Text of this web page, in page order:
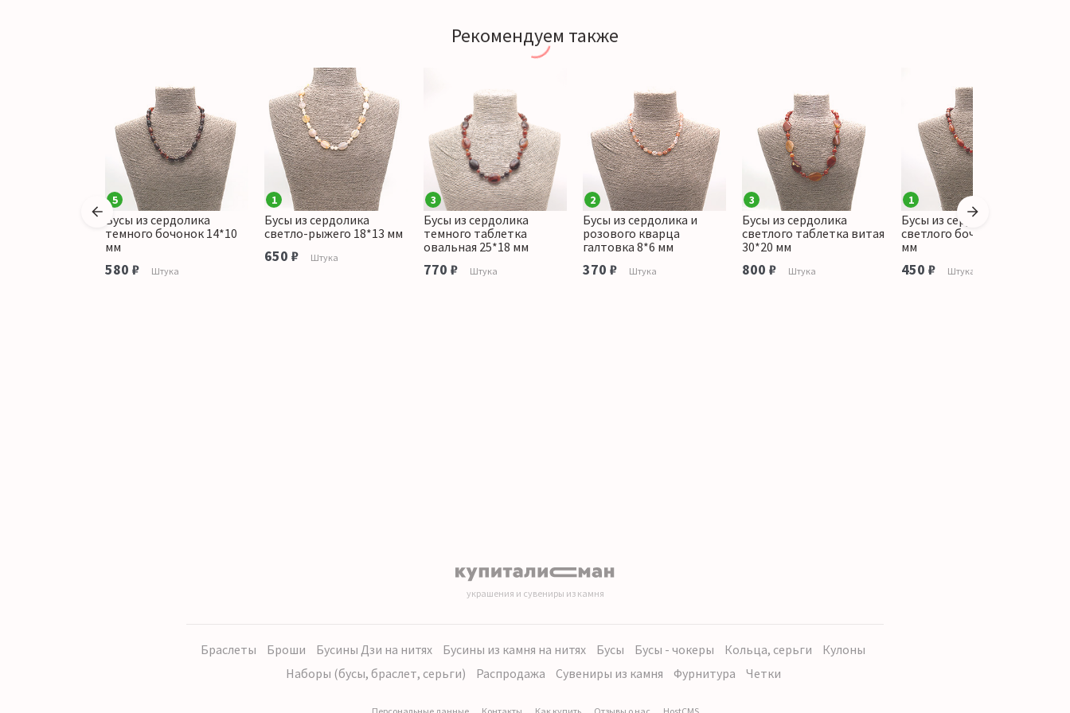
Рекомендуем также
5
Бусы из сердолика
темного бочонок 14*10
мм
580 ₽ Штука
1
Бусы из сердолика
светло-рыжего 18*13 мм
650 ₽ Штука
3
Бусы из сердолика
темного таблетка
овальная 25*18 мм
770 ₽ Штука
2
Бусы из сердолика и
розового кварца
галтовка 8*6 мм
370 ₽ Штука
3
Бусы из сердолика
светлого таблетка витая
30*20 мм
800 ₽ Штука
1
Бусы из сердолика
светлого бочата 20*12
мм
450 ₽ Штука
украшения и сувениры из камня
Браслеты Броши Бусины Дзи на нитях Бусины из камня на нитях Бусы Бусы - чокеры Кольца, серьги
Кулоны
Наборы (бусы, браслет, серьги)
Распродажа Сувениры из камня Фурнитура Четки